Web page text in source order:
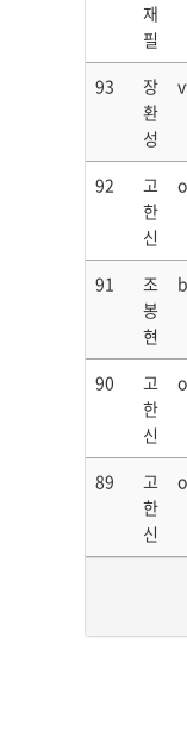
재
필
93
장
환
성
92
고
한
신
91
조
봉
현
90
고
한
신
89
고
한
신